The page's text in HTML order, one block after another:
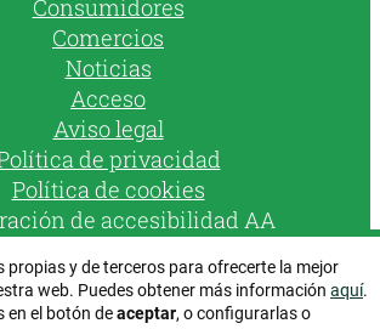
Consumidores
Comercios
Noticias
Acceso
Aviso legal
de privacidad
Política de cookies
de accesibilidad AA
Instagram
Facebook
YouTube
propias y de terceros para ofrecerte la mejor
web. Puedes obtener más información aquí.
en el botón deaceptar, o configurarlas o